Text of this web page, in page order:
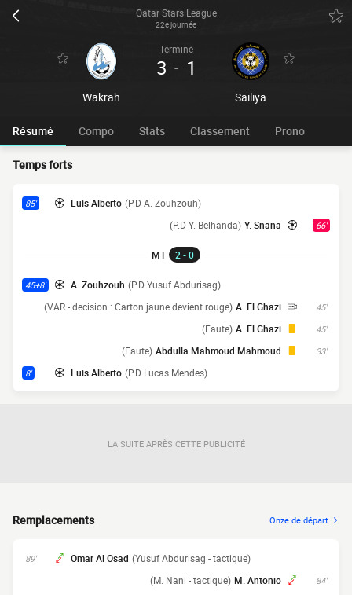
Qatar Stars League
22e journée
Wakrah
Terminé
3 - 1
Sailiya
Résumé Compo Stats Classement Prono
Temps forts
85' Luis Alberto (P.D A. Zouhzouh)
66'
Y. Snana
(P.D Y. Belhanda)
MT 2 - 0
45+8' A. Zouhzouh (P.D Yusuf Abdurisag)
45'
A. El Ghazi
(VAR - decision : Carton jaune devient rouge)
45'
A. El Ghazi
(Faute)
33'
Abdulla Mahmoud Mahmoud
(Faute)
8' Luis Alberto (P.D Lucas Mendes)
LA SUITE APRÈS CETTE PUBLICITÉ
Remplacements Onze de départ
89' Omar Al Osad (Yusuf Abdurisag - tactique)
84'
M. Antonio
(M. Nani - tactique)